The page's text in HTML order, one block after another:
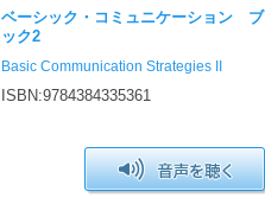
ベーシック・コミュニケーション ブ
ック2
Basic Communication Strategies II
ISBN:9784384335361